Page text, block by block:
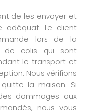
de les envoyer et
adéquat. Le client
lors de la
de colis qui sont
le transport et
Nous vérifions
la maison. Si
dommages aux
nous vous